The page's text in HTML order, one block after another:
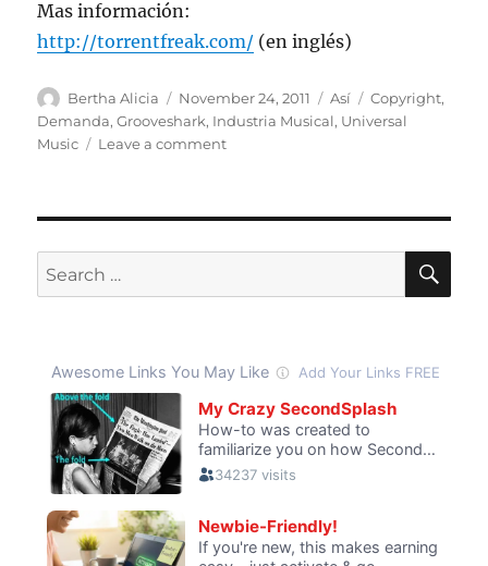
Mas información:
http://torrentfreak.com/ (en inglés)
Author
Bertha Alicia
Posted
on
November 24, 2011 Categories
Así Tags
Copyright,
Demanda,Grooveshark, Industria Musical, Universal
Music
Leave a commenton
Grooveshark
infringir
Search
for: